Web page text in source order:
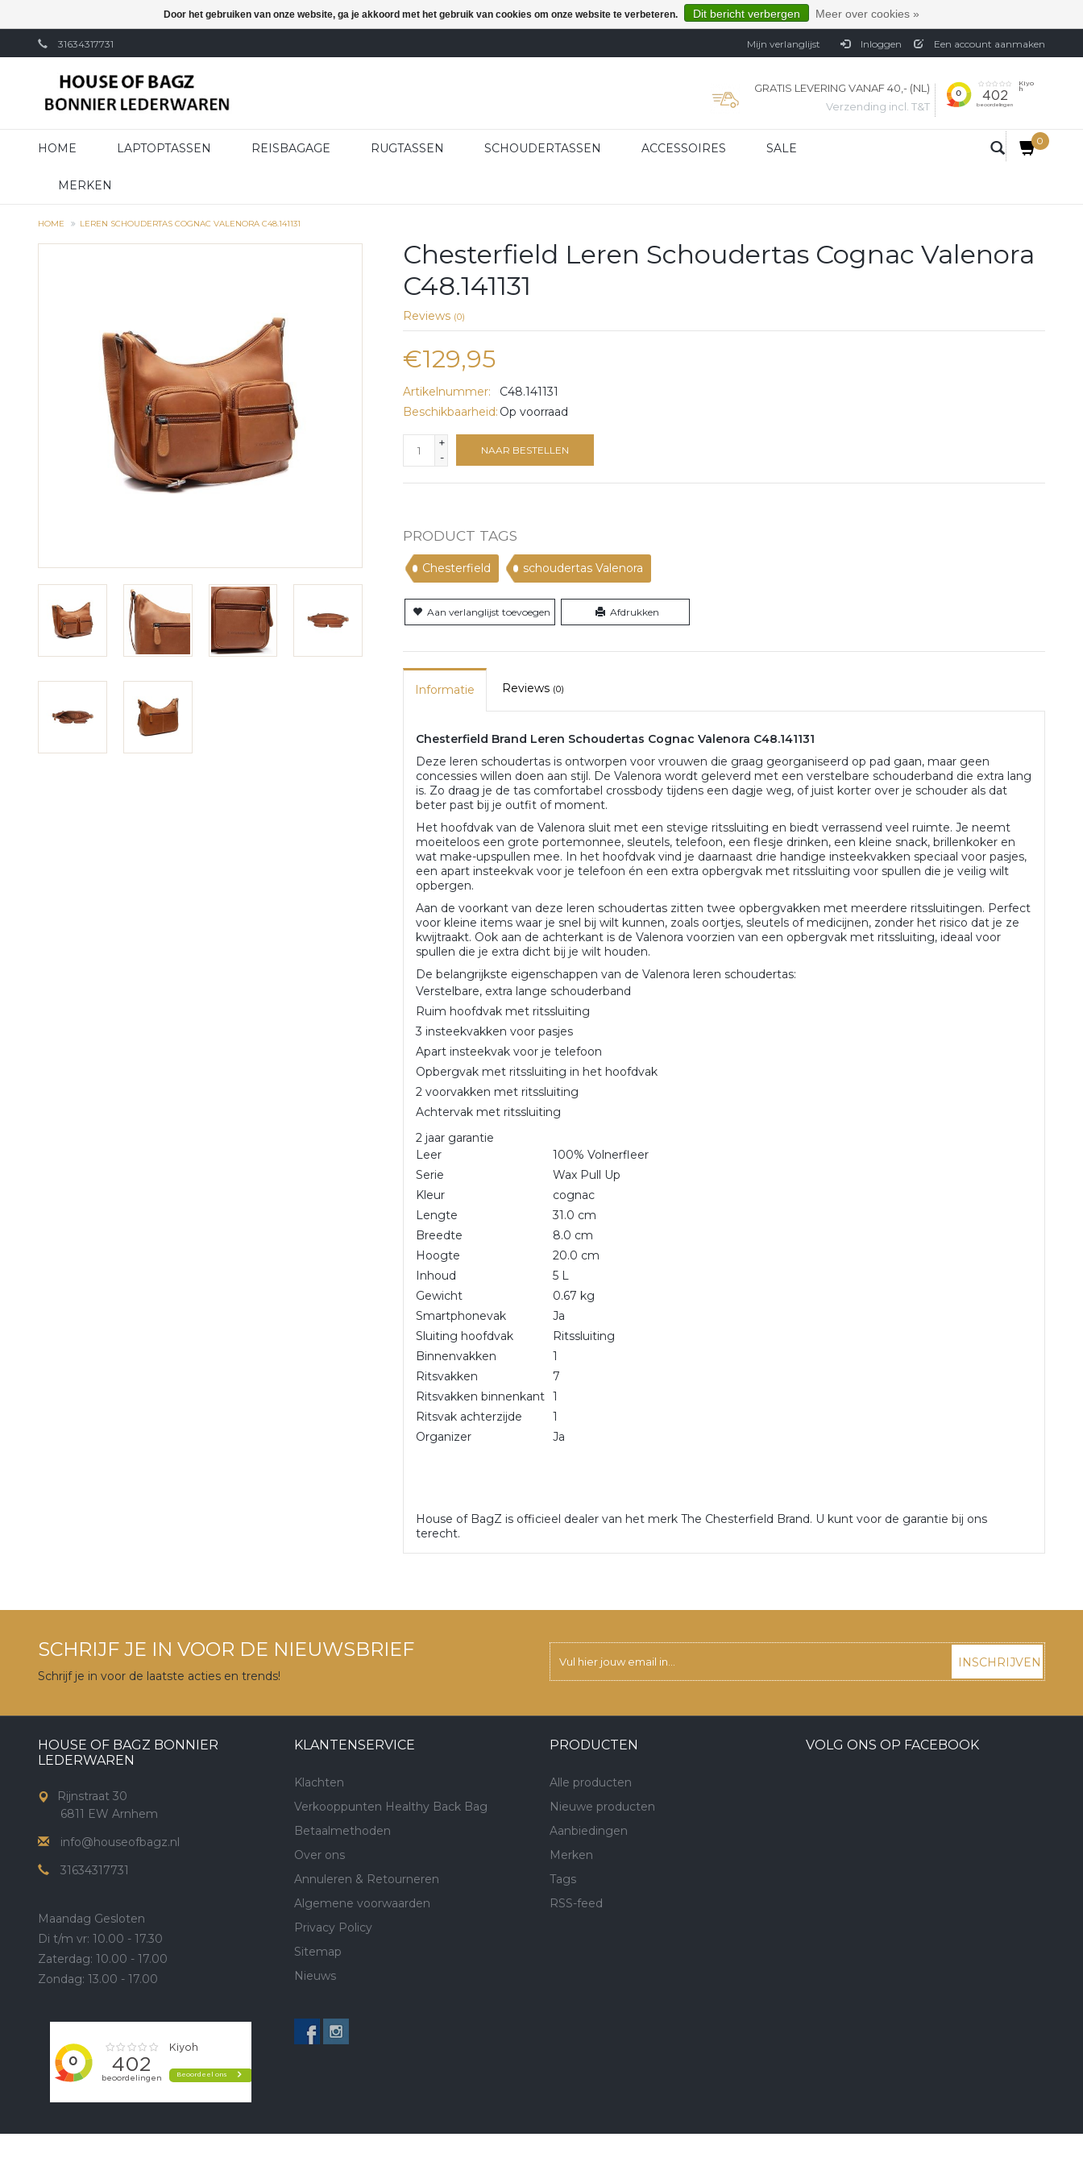
31634317731 Mijn verlanglijst Inloggen Een account aanmaken
GRATIS LEVERING VANAF 40,- (NL)
Verzending incl. T&T
HOME LAPTOPTASSEN REISBAGAGE RUGTASSEN SCHOUDERTASSEN ACCESSOIRES SALE
MERKEN
0
HOME LEREN SCHOUDERTAS COGNAC VALENORA C48.141131
Chesterfield Leren Schoudertas Cognac Valenora
C48.141131
Reviews (0)
€129,95
Artikelnummer:
C48.141131
Beschikbaarheid: Op voorraad
+
-
NAAR BESTELLEN
PRODUCT TAGS
Chesterfield schoudertas Valenora
Aan verlanglijst toevoegen Afdrukken
Informatie Reviews (0)
Chesterfield Brand Leren Schoudertas Cognac Valenora C48.141131
Deze leren schoudertas is ontworpen voor vrouwen die graag georganiseerd op pad gaan, maar geen
concessies willen doen aan stijl. De Valenora wordt geleverd met een verstelbare schouderband die extra lang
is. Zo draag je de tas comfortabel crossbody tijdens een dagje weg, of juist korter over je schouder als dat
beter past bij je outfit of moment.
Het hoofdvak van de Valenora sluit met een stevige ritssluiting en biedt verrassend veel ruimte. Je neemt
moeiteloos een grote portemonnee, sleutels, telefoon, een flesje drinken, een kleine snack, brillenkoker en
wat make-upspullen mee. In het hoofdvak vind je daarnaast drie handige insteekvakken speciaal voor pasjes,
een apart insteekvak voor je telefoon én een extra opbergvak met ritssluiting voor spullen die je veilig wilt
opbergen.
Aan de voorkant van deze leren schoudertas zitten twee opbergvakken met meerdere ritssluitingen. Perfect
voor kleine items waar je snel bij wilt kunnen, zoals oortjes, sleutels of medicijnen, zonder het risico dat je ze
kwijtraakt. Ook aan de achterkant is de Valenora voorzien van een opbergvak met ritssluiting, ideaal voor
spullen die je extra dicht bij je wilt houden.
De belangrijkste eigenschappen van de Valenora leren schoudertas:
Verstelbare, extra lange schouderband
Ruim hoofdvak met ritssluiting
3 insteekvakken voor pasjes
Apart insteekvak voor je telefoon
Opbergvak met ritssluiting in het hoofdvak
2 voorvakken met ritssluiting
Achtervak met ritssluiting
2 jaar garantie
Leer
100% Volnerfleer
Serie
Wax Pull Up
Kleur
cognac
Lengte
31.0 cm
Breedte
8.0 cm
Hoogte
20.0 cm
Inhoud
5 L
Gewicht
0.67 kg
Smartphonevak
Ja
Sluiting hoofdvak
Ritssluiting
Binnenvakken
1
Ritsvakken
7
Ritsvakken binnenkant 1
Ritsvak achterzijde
1
Organizer
Ja
House of BagZ is officieel dealer van het merk The Chesterfield Brand. U kunt voor de garantie bij ons
terecht.
SCHRIJF JE IN VOOR DE NIEUWSBRIEF
Schrijf je in voor de laatste acties en trends!
INSCHRIJVEN
HOUSE OF BAGZ BONNIER
LEDERWAREN
Rijnstraat 30
6811 EW Arnhem
info@houseofbagz.nl
31634317731
Maandag Gesloten
Di t/m vr: 10.00 - 17.30
Zaterdag: 10.00 - 17.00
Zondag: 13.00 - 17.00
KLANTENSERVICE
Klachten
Verkooppunten Healthy Back Bag
Betaalmethoden
Over ons
Annuleren & Retourneren
Algemene voorwaarden
Privacy Policy
Sitemap
Nieuws
PRODUCTEN
Alle producten
Nieuwe producten
Aanbiedingen
Merken
Tags
RSS-feed
VOLG ONS OP FACEBOOK
Door het gebruiken van onze website, ga je akkoord met het gebruik van cookies om onze website te verbeteren. Dit bericht verbergen Meer over cookies »